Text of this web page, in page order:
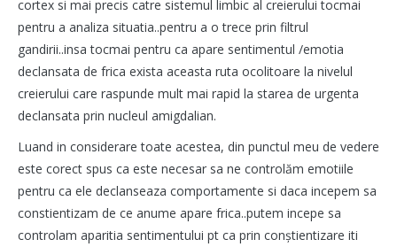
cortex si mai precis catre sistemul limbic al creierului tocmai
pentru a analiza situatia..pentru a o trece prin filtrul
gandirii..insa tocmai pentru ca apare sentimentul /emotia
declansata de frica exista aceasta ruta ocolitoare la nivelul
creierului care raspunde mult mai rapid la starea de urgenta
declansata prin nucleul amigdalian.
Luand in considerare toate acestea, din punctul meu de vedere
este corect spus ca este necesar sa ne controlăm emotiile
pentru ca ele declanseaza comportamente si daca incepem sa
constientizam de ce anume apare frica..putem incepe sa
controlam aparitia sentimentului pt ca prin conștientizare iti